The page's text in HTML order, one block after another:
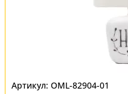
OML-82904-01